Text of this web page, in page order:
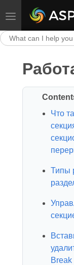
Toggle navigation
Что
Типы
Break